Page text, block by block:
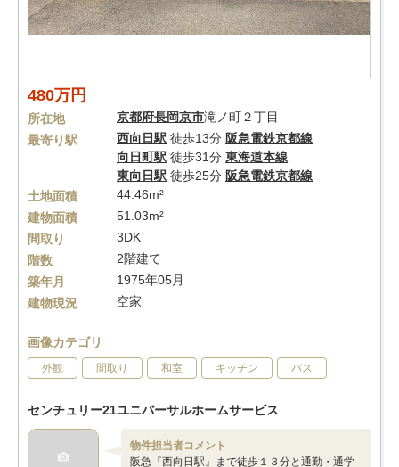
480万円
所在地 京都府長岡京市滝ノ町２丁目
最寄り駅
西向日駅 徒歩13分 阪急電鉄京都線
向日町駅 徒歩31分 東海道本線
東向日駅 徒歩25分 阪急電鉄京都線
土地面積
44.46m²
建物面積
51.03m²
間取り
3DK
階数
2階建て
築年月
1975年05月
建物現況
空家
画像カテゴリ
外観 間取り 和室 キッチン バス
センチュリー21ユニバーサルホームサービス
物件担当者コメント
阪急『西向日駅』まで徒歩１３分と通勤・通学